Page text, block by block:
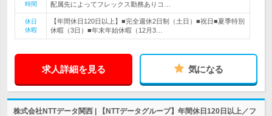
時間
配属先によってフレックス勤務ありコ…
休日
休暇
【年間休日120日以上】■完全週休2日制（土日）■祝日■夏季特別
休暇（3日）■年末年始休暇（12月3…
求人詳細を見る 気になる
株式会社NTTデータ関西 | 【NTTデータグループ】年間休日120日以上／フ